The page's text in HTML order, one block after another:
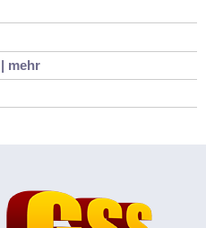
| mehr